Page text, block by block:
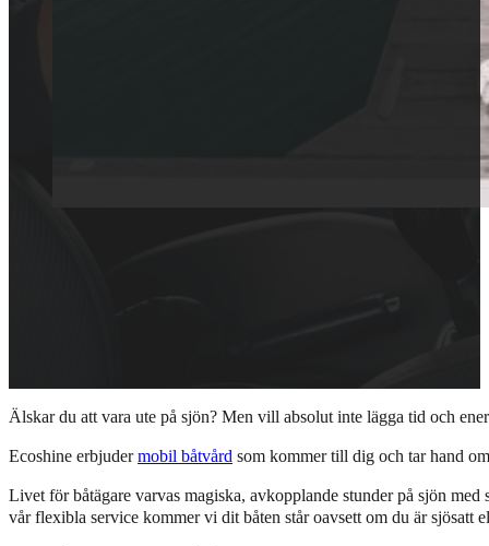
Älskar du att vara ute på sjön? Men vill absolut inte lägga tid och
Ecoshine erbjudermobil båtvård som kommer till dig och tar hand
Livet för båtägare varvas magiska, avkopplande stunder på sjön
vår flexibla service kommer vi dit båten står oavsett om du är sjösatt